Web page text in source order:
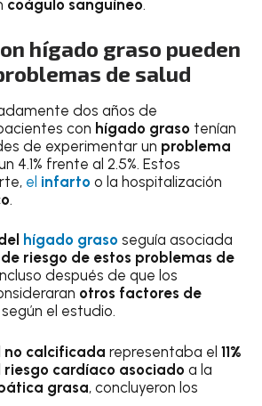
coágulo sanguíneo.
hígado graso pueden
de salud
dos años de
con hígado graso tenían
de experimentar un problema
4.1% frente al 2.5%. Estos
el infarto o la hospitalización
.
hígado graso seguía asociada
de riesgo de estos problemas de
después de que los
otros factores de
según el estudio.
calcificada representaba el11%
cardíaco asociado a la
grasa, concluyeron los